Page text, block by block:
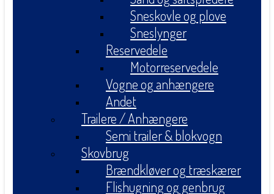
Sneskovle og plove
Sneslynger
Reservedele
Motorreservedele
Vogne og anhængere
Andet
Trailere / Anhængere
Semi trailer & blokvogn
Skovbrug
Brændkløver og træskærer
Flishugning og genbrug